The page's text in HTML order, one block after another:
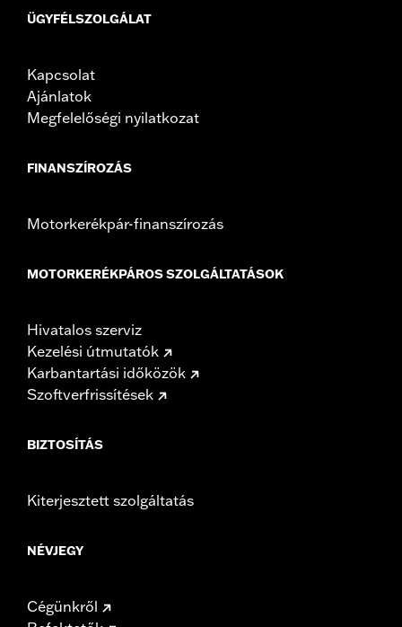
ÜGYFÉLSZOLGÁLAT
Kapcsolat
Ajánlatok
Megfelelőségi nyilatkozat
FINANSZÍROZÁS
Motorkerékpár-finanszírozás
MOTORKERÉKPÁROS SZOLGÁLTATÁSOK
Hivatalos szerviz
Kezelési útmutatók
Karbantartási időközök
Szoftverfrissítések
BIZTOSÍTÁS
Kiterjesztett szolgáltatás
NÉVJEGY
Cégünkről